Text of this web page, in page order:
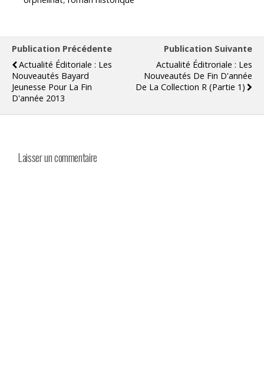
Publication Précédente
Actualité Éditoriale : Les
Nouveautés Bayard
Jeunesse Pour La Fin
D'année 2013
Publication Suivante
Actualité Éditroriale : Les
Nouveautés De Fin D'année
De La Collection R (partie 1)
Laisser un commentaire